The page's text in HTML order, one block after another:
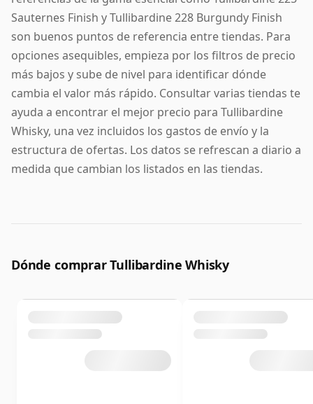
Sauternes Finish y Tullibardine 228 Burgundy Finish
son buenos puntos de referencia entre tiendas. Para
opciones asequibles, empieza por los filtros de precio
más bajos y sube de nivel para identificar dónde
cambia el valor más rápido. Consultar varias tiendas te
ayuda a encontrar el mejor precio para Tullibardine
Whisky, una vez incluidos los gastos de envío y la
estructura de ofertas. Los datos se refrescan a diario a
medida que cambian los listados en las tiendas.
Dónde comprar Tullibardine Whisky